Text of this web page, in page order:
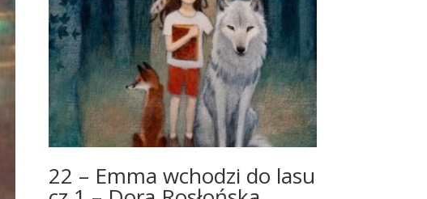
22 – Emma wchodzi do lasu